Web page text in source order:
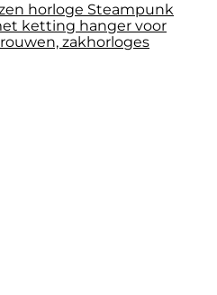
horloge Steampunk
ketting hanger voor
zakhorloges